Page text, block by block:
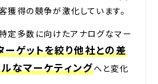
獲得の競争が激化しています。
定多数に向けたアナログなマー
ーゲットを絞り他社との差
なマーケティングへと変化